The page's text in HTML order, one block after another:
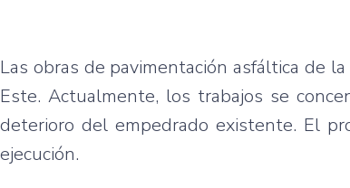
Las obras de pavimentación asfáltica de
Este. Actualmente, los trabajos se
deterioro del empedrado existente. El
ejecución.